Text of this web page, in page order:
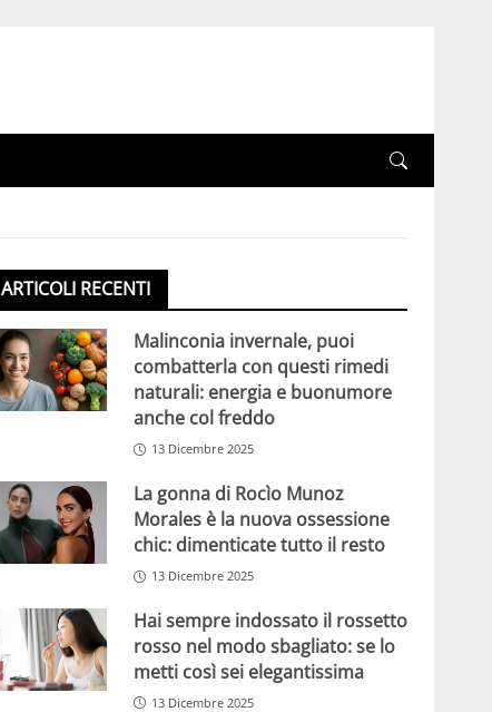
ARTICOLI RECENTI
Malinconia invernale, puoi
combatterla con questi rimedi
naturali: energia e buonumore
anche col freddo
13 Dicembre 2025
La gonna di Rocìo Munoz
Morales è la nuova ossessione
chic: dimenticate tutto il resto
13 Dicembre 2025
Hai sempre indossato il rossetto
rosso nel modo sbagliato: se lo
metti così sei elegantissima
13 Dicembre 2025